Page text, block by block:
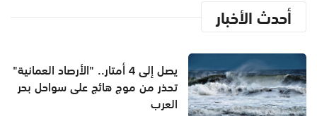
أحدث الأخبار
يصل إلى 4 أمتار.. "الأرصاد العمانية"
تحذر من موج هائج على سواحل بحر
العرب